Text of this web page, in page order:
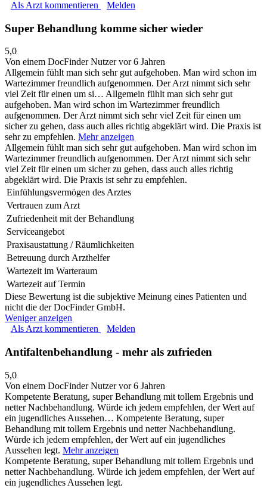
Als Arzt kommentieren
Melden
Super Behandlung komme sicher wieder
5,0
Von einem DocFinder Nutzervor 6 Jahren
Allgemein fühlt man sich sehr gut aufgehoben. Man wird schon im
Wartezimmer freundlich aufgenommen. Der Arzt nimmt sich sehr
viel Zeit für einen um si… Allgemein fühlt man sich sehr gut
aufgehoben. Man wird schon im Wartezimmer freundlich
aufgenommen. Der Arzt nimmt sich sehr viel Zeit für einen um
sicher zu gehen, dass auch alles richtig abgeklärt wird. Die Praxis ist
sehr zu empfehlen. Mehr anzeigen
Allgemein fühlt man sich sehr gut aufgehoben. Man wird schon im
Wartezimmer freundlich aufgenommen. Der Arzt nimmt sich sehr
viel Zeit für einen um sicher zu gehen, dass auch alles richtig
abgeklärt wird. Die Praxis ist sehr zu empfehlen.
Einfühlungsvermögen des Arztes
Vertrauen zum Arzt
Zufriedenheit mit der Behandlung
Serviceangebot
Praxisaustattung / Räumlichkeiten
Betreuung durch Arzthelfer
Wartezeit im Warteraum
Wartezeit auf Termin
Diese Bewertung ist die subjektive Meinung eines Patienten und
nicht die der DocFinder GmbH.
Weniger anzeigen
Als Arzt kommentieren
Melden
Antifaltenbehandlung - mehr als zufrieden
5,0
Von einem DocFinder Nutzervor 6 Jahren
Kompetente Beratung, super Behandlung mit tollem Ergebnis und
netter Nachbehandlung. Würde ich jedem empfehlen, der Wert auf
ein jugendliches Aussehen… Kompetente Beratung, super
Behandlung mit tollem Ergebnis und netter Nachbehandlung.
Würde ich jedem empfehlen, der Wert auf ein jugendliches
Aussehen legt. Mehr anzeigen
Kompetente Beratung, super Behandlung mit tollem Ergebnis und
netter Nachbehandlung. Würde ich jedem empfehlen, der Wert auf
ein jugendliches Aussehen legt.